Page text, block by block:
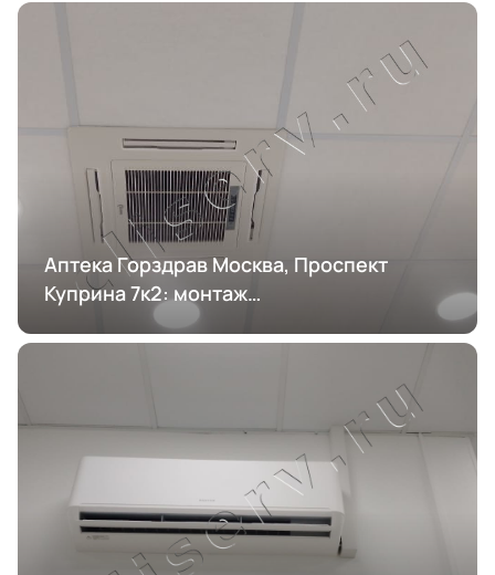
Аптека Горздрав Москва, Проспект
Куприна 7к2: монтаж
кондиционирования